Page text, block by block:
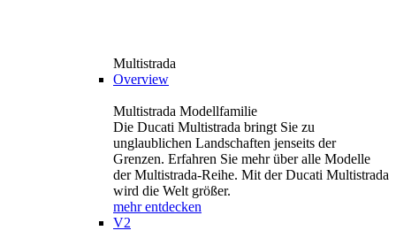
Multistrada
Overview
Multistrada Modellfamilie
Die Ducati Multistrada bringt Sie zu
unglaublichen Landschaften jenseits der
Grenzen. Erfahren Sie mehr über alle Modelle
der Multistrada-Reihe. Mit der Ducati Multistrada
wird die Welt größer.
mehr entdecken
V2